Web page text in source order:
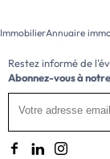
ImmobilierAnnuaire
Restez informé de
Abonnez-vous à